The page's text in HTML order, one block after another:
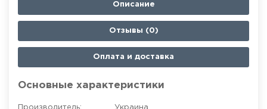
Описание
Отзывы (0)
Оплата и доставка
Основные характеристики
Производитель: Украина